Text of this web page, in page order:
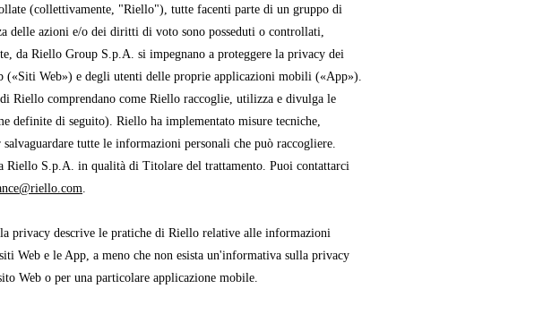
(collettivamente, "Riello"), tutte facenti parte di un gruppo di
delle azioni e/o dei diritti di voto sono posseduti o controllati,
da Riello Group S.p.A. si impegnano a proteggere la privacy dei
Web») e degli utenti delle proprie applicazioni mobili («App»).
Riello comprendano come Riello raccoglie, utilizza e divulga le
definite di seguito). Riello ha implementato misure tecniche,
tutte le informazioni personali che può raccogliere.
Riello S.p.A. in qualità di Titolare del trattamento. Puoi contattarci
privacy descrive le pratiche di Riello relative alle informazioni
Web e le App, a meno che non esista un'informativa sulla privacy
Web o per una particolare applicazione mobile.